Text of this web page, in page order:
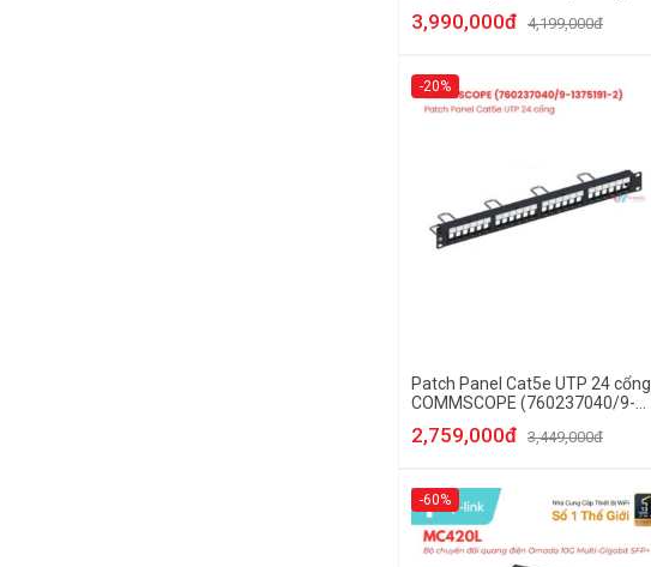
3,990,000đ 4,199,000đ
-20%
Patch Panel Cat5e UTP 24 cổng
COMMSCOPE (760237040/9-
2,759,000đ 3,449,000đ
-60%